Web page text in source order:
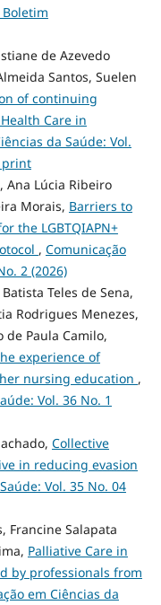
Boletim
de Azevedo
Santos, Suelen
of continuing
Care in
da Saúde: Vol.
print
Ana Lúcia Ribeiro
Morais, Barriers to
the LGBTQIAPN+
, Comunicação
2 (2026)
Teles de Sena,
Rodrigues Menezes,
de Paula Camilo,
experience of
nursing education ,
Vol. 36 No. 1
Collective
in reducing evasion
Vol. 35 No. 04
Francine Salapata
Palliative Care in
by professionals from
em Ciências da